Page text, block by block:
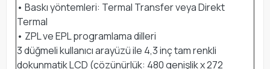
• Baskı yöntemleri: Termal Transfer veya Direkt
Termal
• ZPL ve EPL programlama dilleri
3 düğmeli kullanıcı arayüzü ile 4,3 inç tam renkli
dokunmatik LCD (çözünürlük: 480 genişlik x 272